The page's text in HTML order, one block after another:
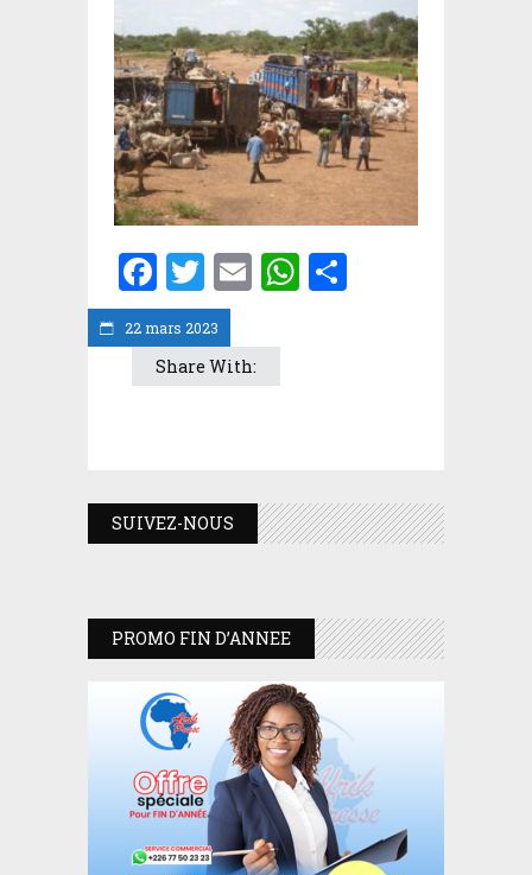
22 mars 2023
Facebook
Twitter
EmailWhatsApp
Share With:
SUIVEZ-NOUS
PROMO FIN D’ANNEE